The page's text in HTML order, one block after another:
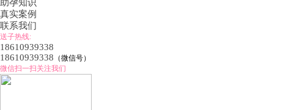
助孕知识
真实案例
联系我们
送子热线:
18610939338
18610939338 （微信号）
微信扫一扫关注我们